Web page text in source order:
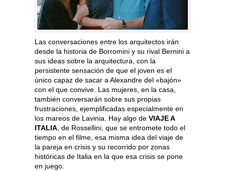
Las conversaciones entre los arquitectos irán
desde la historia de Borromini y su rival Bernini a
sus ideas sobre la arquitectura, con la
persistente sensación de que el joven es el
único capaz de sacar a Alexandre del «bajón»
con el que convive. Las mujeres, en la casa,
también conversarán sobre sus propias
frustraciones, ejemplificadas especialmente en
los mareos de Lavinia. Hay algo de VIAJE A
ITALIA , de Rossellini, que se entromete todo el
tiempo en el filme, esa misma idea del viaje de
la pareja en crisis y su recorrido por zonas
históricas de Italia en la que esa crisis se pone
en juego.